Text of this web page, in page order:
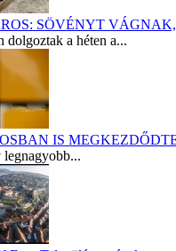
SÖVÉNYT
dolgoztak a héten a...
IS